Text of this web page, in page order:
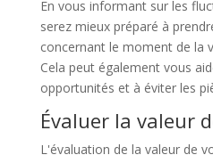
En vous informant sur les
serez mieux préparé à
concernant le moment de la
Cela peut également vous
opportunités et à éviter les
Évaluer la valeur
L'évaluation de la valeur de